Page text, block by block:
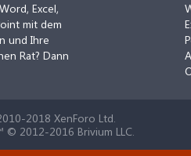
Excel,
mit dem
und Ihre
Rat? Dann
2018 XenForo Ltd.
2012-2016 Brivium LLC.